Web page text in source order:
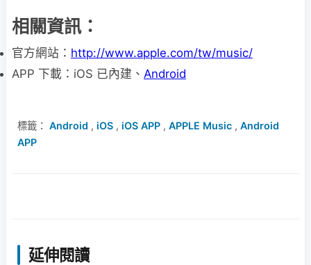
相關資訊：
官方網站： http://www.apple.com/tw/music/
APP 下載：iOS 已內建、 Android
標籤： Android , iOS , iOS APP , APPLE Music , Android
APP
延伸閱讀